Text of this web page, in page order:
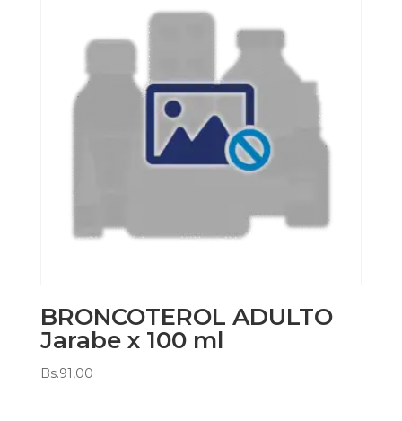
BRONCOTEROL ADULTO
Jarabe x 100 ml
Bs.91,00